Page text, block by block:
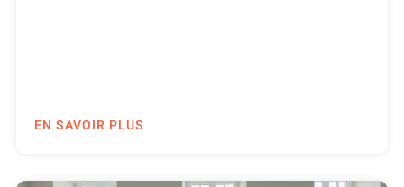
EN SAVOIR PLUS